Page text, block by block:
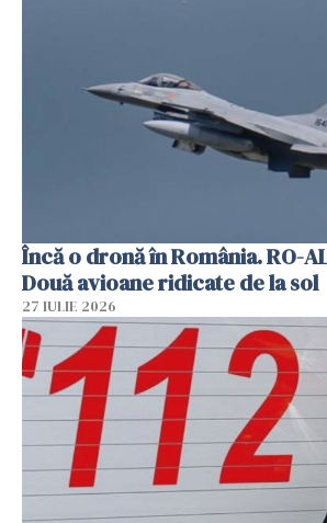
Încă o dronă în România. RO-
Două avioane ridicate de la sol
27 IULIE 2026